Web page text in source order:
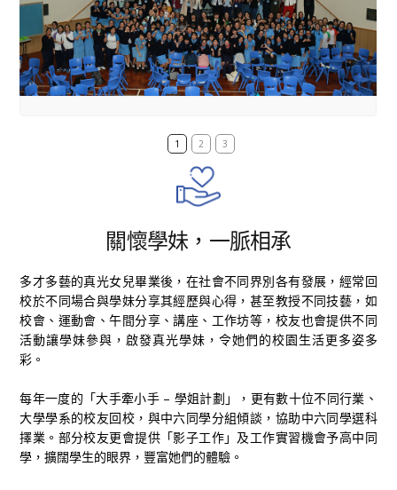
1 2 3
關懷學妹，一脈相承
多才多藝的真光女兒畢業後，在社會不同界別各有發展，經常回
校於不同場合與學妹分享其經歷與心得，甚至教授不同技藝，如
校會、運動會、午間分享、講座、工作坊等，校友也會提供不同
活動讓學妹參與，啟發真光學妹，令她們的校園生活更多姿多
彩。
每年一度的「大手牽小手 – 學姐計劃」，更有數十位不同行業、
大學學系的校友回校，與中六同學分組傾談，協助中六同學選科
擇業。部分校友更會提供「影子工作」及工作實習機會予高中同
學，擴闊學生的眼界，豐富她們的體驗。